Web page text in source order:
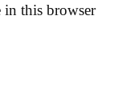
in this browser